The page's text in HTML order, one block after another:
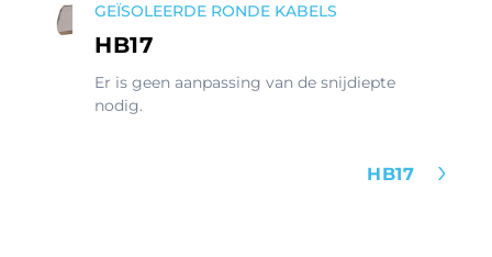
GEÏSOLEERDE RONDE KABELS
HB17
Er is geen aanpassing van de snijdiepte
nodig.
HB17